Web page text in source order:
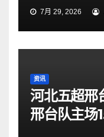
7月 29, 2026
资讯
河北五超邢
邢台队主场